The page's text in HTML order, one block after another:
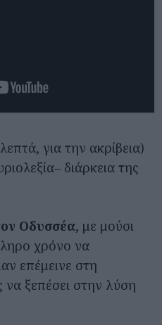
για την ακρίβεια)
διάρκεια της
Οδυσσέα, με μούσι
χρόνο να
επέμεινε στη
ξεπέσει στην λύση